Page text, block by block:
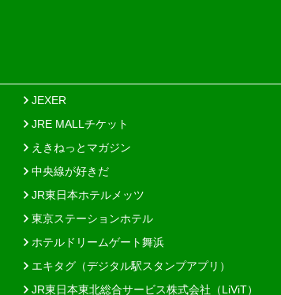
JEXER
JRE MALLチケット
えきねっとマガジン
中央線が好きだ
JR東日本ホテルメッツ
東京ステーションホテル
ホテルドリームゲート舞浜
エキタグ（デジタル駅スタンプアプリ）
JR東日本東北総合サービス株式会社（LiViT）